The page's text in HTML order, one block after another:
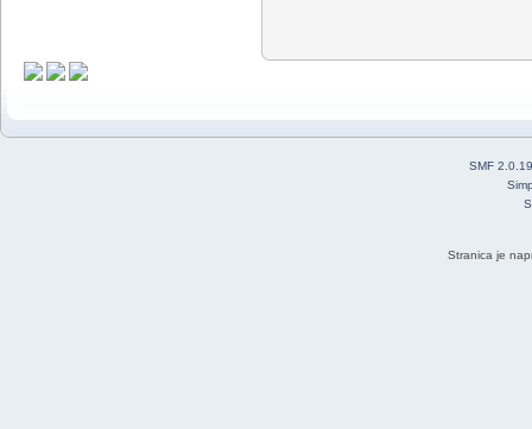
SMF 2.0.19
Stranica je